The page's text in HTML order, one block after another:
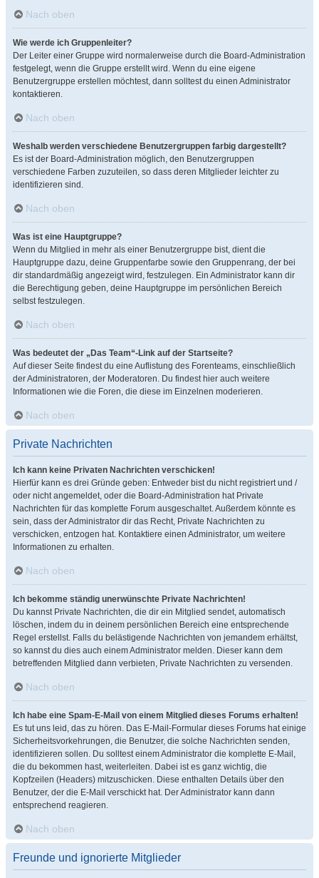
Nach oben
Wie werde ich Gruppenleiter?
Der Leiter einer Gruppe wird normalerweise durch die Board-Administration
festgelegt, wenn die Gruppe erstellt wird. Wenn du eine eigene
Benutzergruppe erstellen möchtest, dann solltest du einen Administrator
kontaktieren.
Nach oben
Weshalb werden verschiedene Benutzergruppen farbig dargestellt?
Es ist der Board-Administration möglich, den Benutzergruppen
verschiedene Farben zuzuteilen, so dass deren Mitglieder leichter zu
identifizieren sind.
Nach oben
Was ist eine Hauptgruppe?
Wenn du Mitglied in mehr als einer Benutzergruppe bist, dient die
Hauptgruppe dazu, deine Gruppenfarbe sowie den Gruppenrang, der bei
dir standardmäßig angezeigt wird, festzulegen. Ein Administrator kann dir
die Berechtigung geben, deine Hauptgruppe im persönlichen Bereich
selbst festzulegen.
Nach oben
Was bedeutet der „Das Team“-Link auf der Startseite?
Auf dieser Seite findest du eine Auflistung des Forenteams, einschließlich
der Administratoren, der Moderatoren. Du findest hier auch weitere
Informationen wie die Foren, die diese im Einzelnen moderieren.
Nach oben
Private Nachrichten
Ich kann keine Privaten Nachrichten verschicken!
Hierfür kann es drei Gründe geben: Entweder bist du nicht registriert und /
oder nicht angemeldet, oder die Board-Administration hat Private
Nachrichten für das komplette Forum ausgeschaltet. Außerdem könnte es
sein, dass der Administrator dir das Recht, Private Nachrichten zu
verschicken, entzogen hat. Kontaktiere einen Administrator, um weitere
Informationen zu erhalten.
Nach oben
Ich bekomme ständig unerwünschte Private Nachrichten!
Du kannst Private Nachrichten, die dir ein Mitglied sendet, automatisch
löschen, indem du in deinem persönlichen Bereich eine entsprechende
Regel erstellst. Falls du belästigende Nachrichten von jemandem erhältst,
so kannst du dies auch einem Administrator melden. Dieser kann dem
betreffenden Mitglied dann verbieten, Private Nachrichten zu versenden.
Nach oben
Ich habe eine Spam-E-Mail von einem Mitglied dieses Forums erhalten!
Es tut uns leid, das zu hören. Das E-Mail-Formular dieses Forums hat einige
Sicherheitsvorkehrungen, die Benutzer, die solche Nachrichten senden,
identifizieren sollen. Du solltest einem Administrator die komplette E-Mail,
die du bekommen hast, weiterleiten. Dabei ist es ganz wichtig, die
Kopfzeilen (Headers) mitzuschicken. Diese enthalten Details über den
Benutzer, der die E-Mail verschickt hat. Der Administrator kann dann
entsprechend reagieren.
Nach oben
Freunde und ignorierte Mitglieder